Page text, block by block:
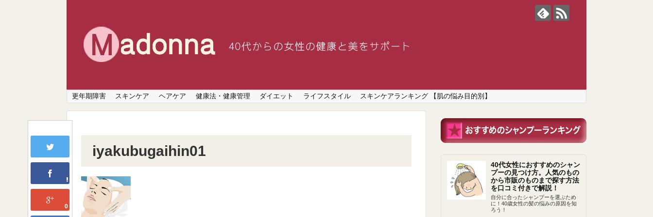
更年期障害 スキンケア ヘアケア 健康法・健康管理 ダイエット ライフスタイル スキンケアランキング 【肌の悩み目的別】
0
iyakubugaihin01
40代女性におすすめのシャン
プーの見つけ方。人気のもの
から市販のものまで探す方法
を口コミ付きで解説！
自分に合ったシャンプーを選ぶため
に！40歳女性の髪の悩みの原因を知
ろう！